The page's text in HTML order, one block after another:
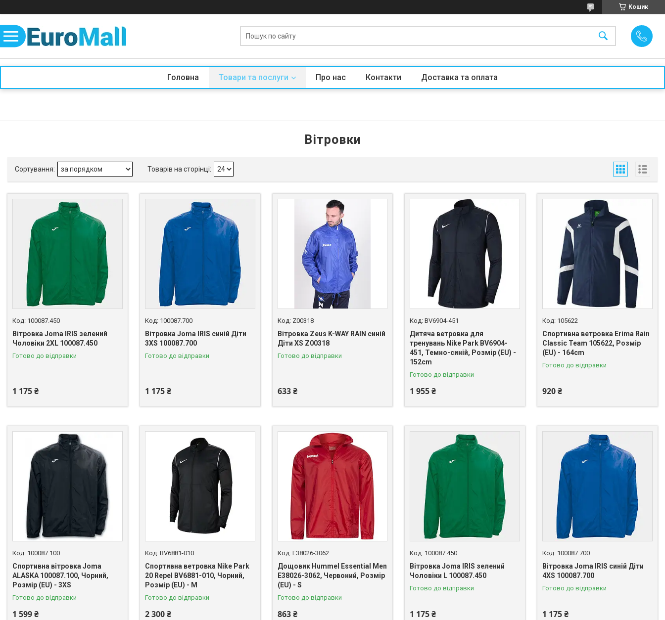
Кошик
Головна Товари та послуги Про нас Контакти Доставка та оплата
Вітровки
100087.450
Вітровка Joma IRIS зелений
Чоловіки 2XL 100087.450
Готово до відправки
1 175 ₴
100087.700
Вітровка Joma IRIS синій Діти
3XS 100087.700
Готово до відправки
1 175 ₴
Z00318
Вітровка Zeus K-WAY RAIN синій
Діти XS Z00318
Готово до відправки
633 ₴
BV6904-451
Дитяча ветровка для
тренувань Nike Park BV6904-
451, Темно-синій, Розмір (EU) -
152cm
Готово до відправки
1 955 ₴
105622
Спортивна ветровка Erima Rain
Classic Team 105622, Розмір
(EU) - 164cm
Готово до відправки
920 ₴
100087.100
Спортивна вітровка Joma
ALASKA 100087.100, Чорний,
Розмір (EU) - 3XS
Готово до відправки
1 599 ₴
BV6881-010
Спортивна ветровка Nike Park
20 Repel BV6881-010, Чорний,
Розмір (EU) - M
Готово до відправки
2 300 ₴
E38026-3062
Дощовик Hummel Essential Men
E38026-3062, Червоний, Розмір
(EU) - S
Готово до відправки
863 ₴
100087.450
Вітровка Joma IRIS зелений
Чоловіки L 100087.450
Готово до відправки
1 175 ₴
100087.700
Вітровка Joma IRIS синій Діти
4XS 100087.700
Готово до відправки
1 175 ₴